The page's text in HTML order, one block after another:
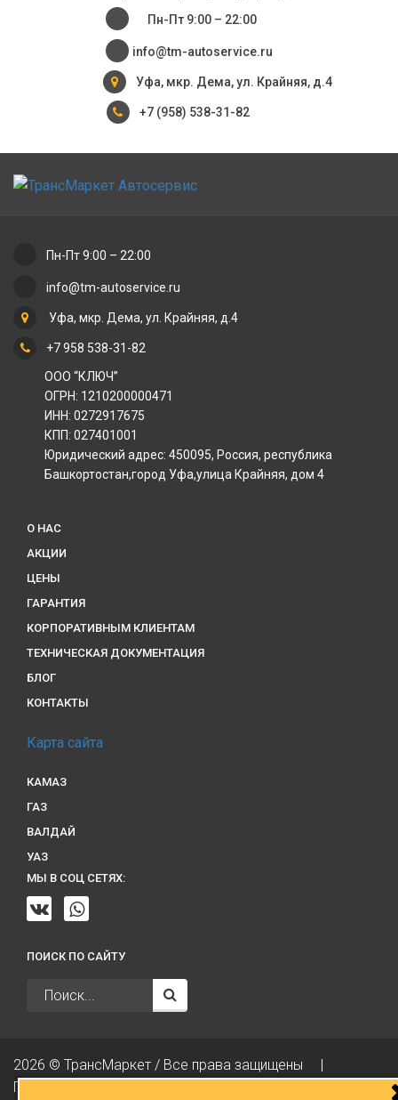
Пн-Пт 9:00 – 22:00
info@tm-autoservice.ru
Уфа, мкр. Дема, ул. Крайняя, д.4
+7 (958) 538-31-82
Пн-Пт 9:00 – 22:00
info@tm-autoservice.ru
Уфа, мкр. Дема, ул. Крайняя, д.4
+7 958 538-31-82
ООО “КЛЮЧ”
ОГРН: 1210200000471
ИНН: 0272917675
КПП: 027401001
Юридический адрес: 450095, Россия, республика
Башкортостан,город Уфа,улица Крайняя, дом 4
О НАС
АКЦИИ
ЦЕНЫ
ГАРАНТИЯ
КОРПОРАТИВНЫМ КЛИЕНТАМ
ТЕХНИЧЕСКАЯ ДОКУМЕНТАЦИЯ
БЛОГ
КОНТАКТЫ
Карта сайта
КАМАЗ
ГАЗ
ВАЛДАЙ
УАЗ
МЫ В СОЦ СЕТЯХ:
ПОИСК ПО САЙТУ
2026 © ТрансМаркет / Все права защищены
Политика конфиденциальности